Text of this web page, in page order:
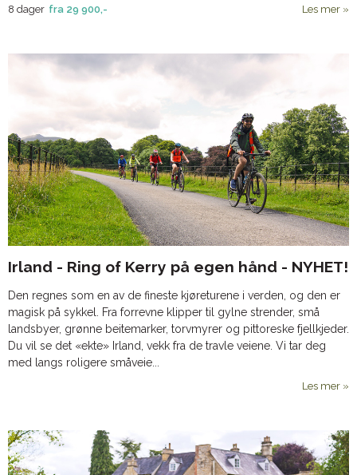
8 dager fra 29 900,- Les mer
Irland - Ring of Kerry på egen hånd - NYHET!
Den regnes som en av de fineste kjøreturene i verden, og den er
magisk på sykkel. Fra forrevne klipper til gylne strender, små
landsbyer, grønne beitemarker, torvmyrer og pittoreske fjellkjeder.
Du vil se det «ekte» Irland, vekk fra de travle veiene. Vi tar deg
med langs roligere småveie...
Les mer